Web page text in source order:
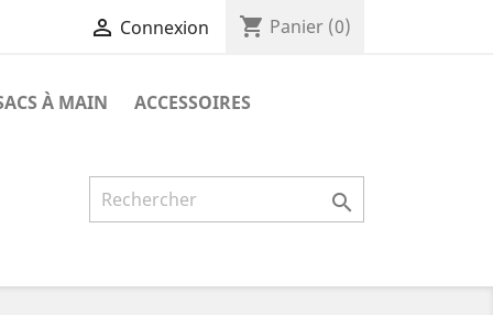
 Connexion shopping_cart Panier (0)
À MAIN
ACCESSOIRES
